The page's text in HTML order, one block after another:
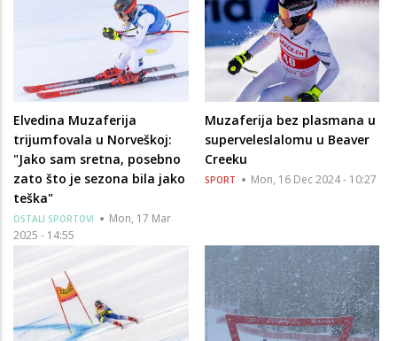
Elvedina Muzaferija
trijumfovala u Norveškoj:
"Jako sam sretna, posebno
zato što je sezona bila jako
teška"
OSTALI SPORTOVI
Mon, 17 Mar
2025 - 14:55
Muzaferija bez plasmana u
superveleslalomu u Beaver
Creeku
SPORT Mon, 16 Dec 2024 - 10:27